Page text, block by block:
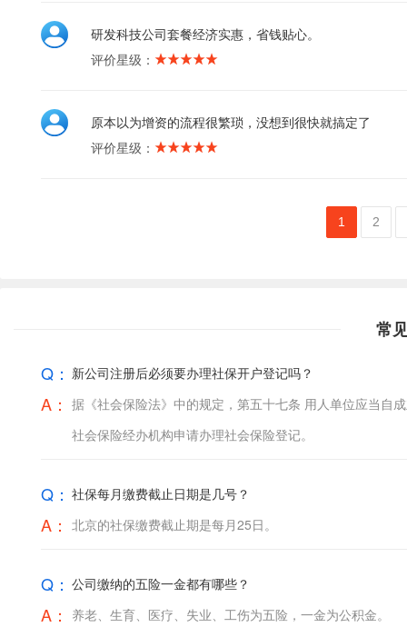
研发科技公司套餐经济实惠，省钱贴心。
评价星级：
原本以为增资的流程很繁琐，没想到很快就搞定了
评价星级：
1 2
常
Q： 新公司注册后必须要办理社保开户登记吗？
A： 据《社会保险法》中的规定，第五十七条 用人单位应当自
社会保险经办机构申请办理社会保险登记。
Q： 社保每月缴费截止日期是几号？
A： 北京的社保缴费截止期是每月25日。
Q： 公司缴纳的五险一金都有哪些？
A： 养老、生育、医疗、失业、工伤为五险，一金为公积金。